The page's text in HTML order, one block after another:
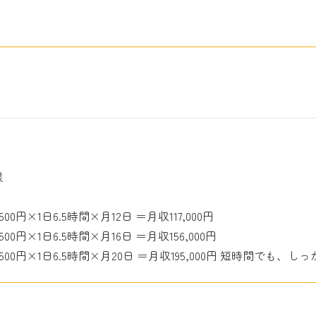
円×1日6.5時間×月12日 ＝月収117,000円
円×1日6.5時間×月16日 ＝月収156,000円
円×1日6.5時間×月20日 ＝月収195,000円 短時間でも、しっ